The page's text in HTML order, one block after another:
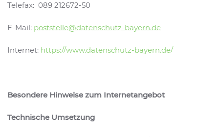
Telefax: 089 212672-50
E-Mail: poststelle@datenschutz-bayern.de
Internet: https://www.datenschutz-bayern.de/
Besondere Hinweise zum Internetangebot
Technische Umsetzung